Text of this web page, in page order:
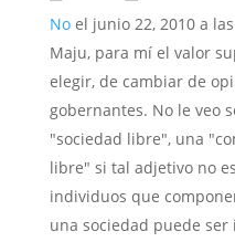
No el junio 22, 2010 a
Maju, para mí el valor
elegir, de cambiar de
gobernantes. No le veo
"sociedad libre", una
libre" si tal adjetivo no
individuos que
una sociedad puede